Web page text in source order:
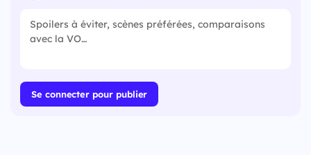
Se connecter pour publier